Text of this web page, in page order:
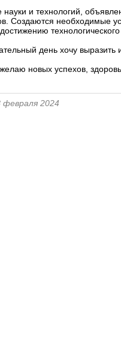
науки и технологий,
Создаются необходимые
день хочу
новых успехов,
2024